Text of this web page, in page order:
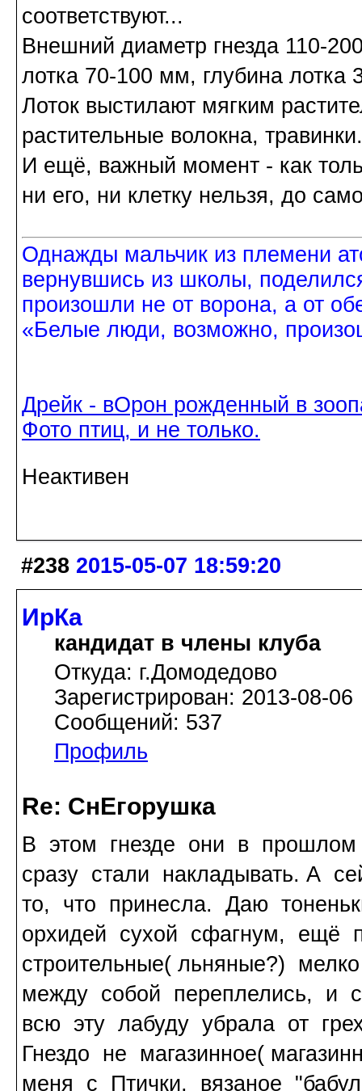
соответствуют...
Внешний диаметр гнезда 110-
лотка 70-100 мм, глубина лотка
Лоток выстилают мягким
растительные волокна,
И ещё, важный момент - как
ни его, ни клетку нельзя, до
Однажды мальчик из племени
вернувшись из школы,
произошли не от ворона, а от
«Белые люди, возможно,
Дрейк - вОрон рожденный в
Фото птиц, и не только.
Неактивен
#238 2015-05-07 18:59:20
ИрКа
кандидат в члены клуба
Откуда: г.Домодедово
Зарегистрирован: 2013-08-06
Сообщений: 537
Профиль
Re: СнЕгорушка
В этом гнезде они в
сразу стали накладывать. А
то, что принесла. Даю
орхидей сухой сфагнум, ещё
строительные( льняные?)
между собой переплелись, и
всю эту лабуду убрала от
Гнездо не магазинное(
меня с Птички, вязаное